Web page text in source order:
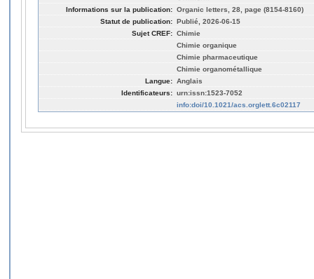
Informations sur la publication: Organic letters, 28, page (8154-8160)
Statut de publication: Publié, 2026-06-15
Sujet CREF: Chimie
Chimie organique
Chimie pharmaceutique
Chimie organométallique
Langue: Anglais
Identificateurs: urn:issn:1523-7052
info:doi/10.1021/acs.orglett.6c02117